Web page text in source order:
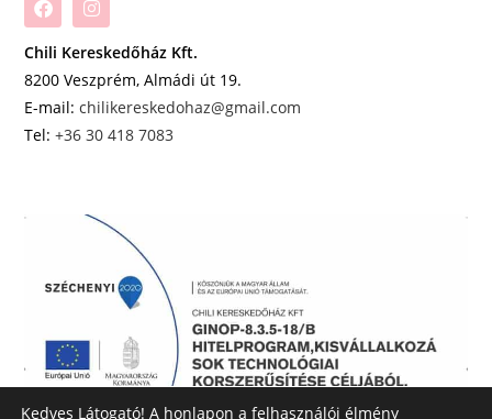
Chili Kereskedőház Kft.
8200 Veszprém, Almádi út 19.
E-mail:chilikereskedohaz@gmail.com
Tel:+36 30 418 7083
Kedves Látogató! A honlapon a felhasználói élmény